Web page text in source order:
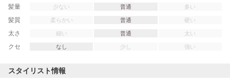
髪量 少ない 普通 多い
髪質 柔らかい 普通 硬い
太さ 細い 普通 太い
クセ なし 少し 強い
スタイリスト情報